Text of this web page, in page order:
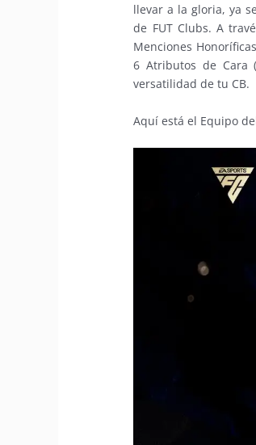
llevar a la gloria, ya
de FUT Clubs. A
Menciones
6 Atributos de Cara
versatilidad de tu CB.
Aquí está el Equipo